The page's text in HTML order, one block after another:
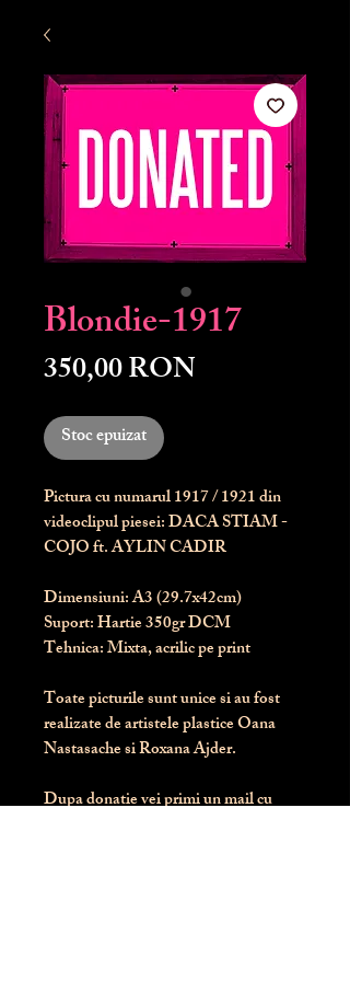
Blondie-1917
350,00 RONPreț
Stoc epuizat
Pictura cu numarul1917/ 1921 din
videoclipul piesei: DACA STIAM -
COJO ft. AYLIN CADIR
Dimensiuni: A3 (29.7x42cm)
Suport: Hartie 350gr DCM
Tehnica: Mixta, acrilic pe print
Toate picturile sunt unice si au fost
realizate de artistele plastice Oana
Nastasache si Roxana Ajder.
Dupa donatie vei primi un mail cu